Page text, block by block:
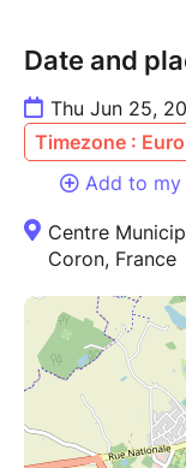
Date and
Thu Jun 25,
Timezone :
Add to my
Centre
Coron, France